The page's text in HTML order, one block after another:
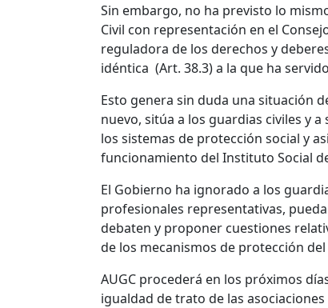
Sin embargo, no ha previsto lo
Civil con representación en el
reguladora de los derechos y
idéntica (Art. 38.3) a la que ha
Esto genera sin duda una situación
nuevo, sitúa a los guardias civiles y
los sistemas de protección social y
funcionamiento del Instituto Social
El Gobierno ha ignorado a los
profesionales representativas,
debaten y proponer cuestiones
de los mecanismos de protección
AUGC procederá en los próximos
igualdad de trato de las